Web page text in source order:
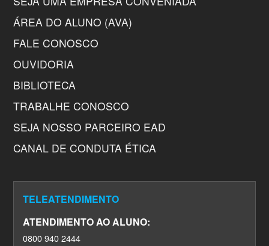
ÁREA DO ALUNO (AVA)
FALE CONOSCO
OUVIDORIA
BIBLIOTECA
TRABALHE CONOSCO
SEJA NOSSO PARCEIRO EAD
CANAL DE CONDUTA ÉTICA
TELEATENDIMENTO
ATENDIMENTO AO ALUNO:
0800 940 2444